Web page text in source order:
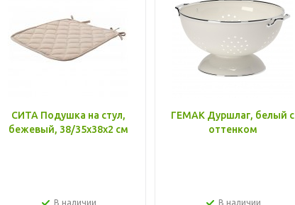
СИТА Подушка на стул,
бежевый, 38/35x38x2 см
В наличии
ГЕМАК Дуршлаг, белый с
оттенком
В наличии